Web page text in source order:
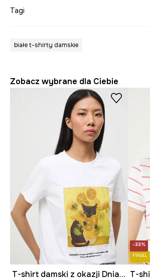
Tagi
białe t-shirty damskie
Zobacz wybrane dla Ciebie
T-shirt damski z okazji Dnia Kota
-33%
FINAL